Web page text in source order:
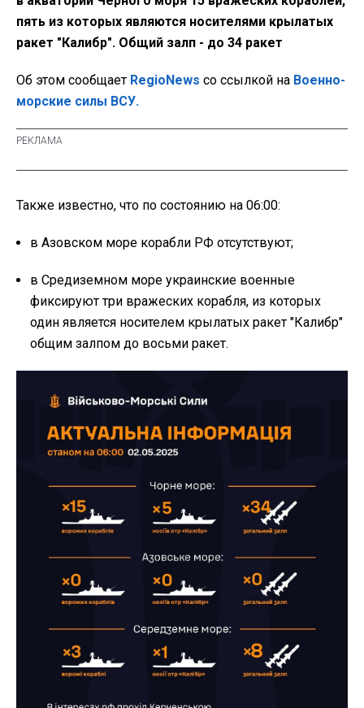
пять из которых являются носителями крылатых
ракет "Калибр". Общий залп - до 34 ракет
Об этом сообщает RegioNews со ссылкой на Военно-
морские силы ВСУ.
Также известно, что по состоянию на 06:00:
в Азовском море корабли РФ отсутствуют;
в Средиземном море украинские военные
фиксируют три вражеских корабля, из которых
один является носителем крылатых ракет "Калибр"
общим залпом до восьми ракет.